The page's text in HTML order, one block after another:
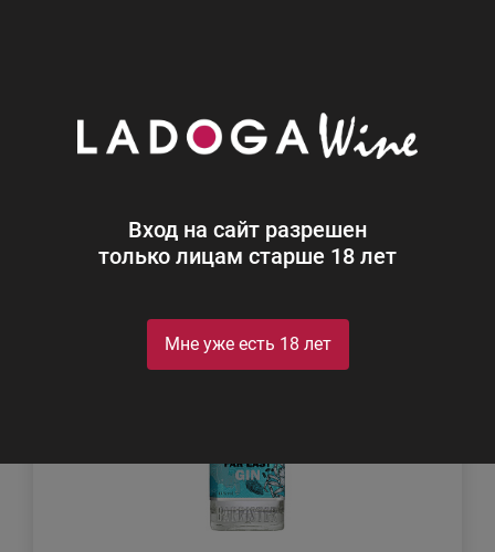
Вход на сайт разрешен
только лицам старше 18 лет
Мне уже есть 18 лет
Джин
Сортировка